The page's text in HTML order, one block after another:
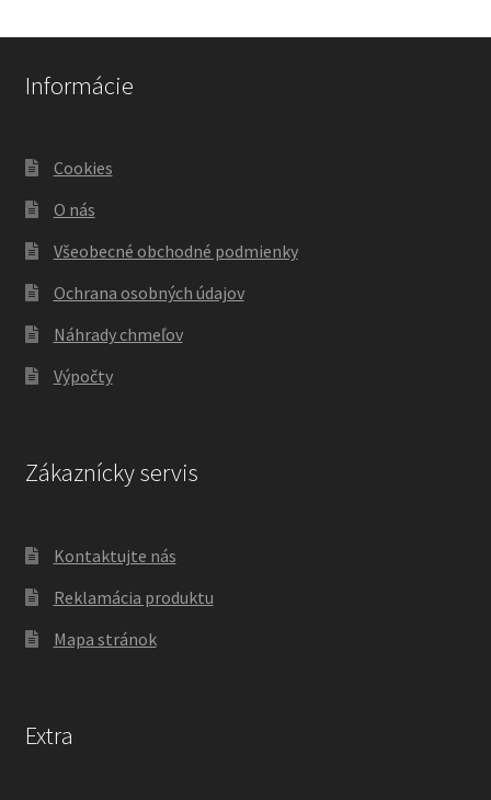
Informácie
Cookies
O nás
Všeobecné obchodné podmienky
Ochrana osobných údajov
Náhrady chmeľov
Výpočty
Zákaznícky servis
Kontaktujte nás
Reklamácia produktu
Mapa stránok
Extra